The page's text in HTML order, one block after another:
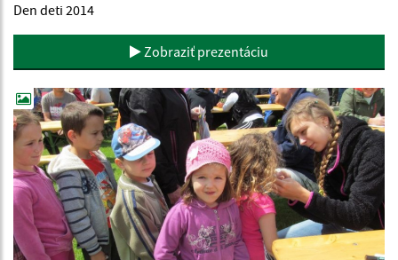
Den deti 2014
Zobraziť prezentáciu